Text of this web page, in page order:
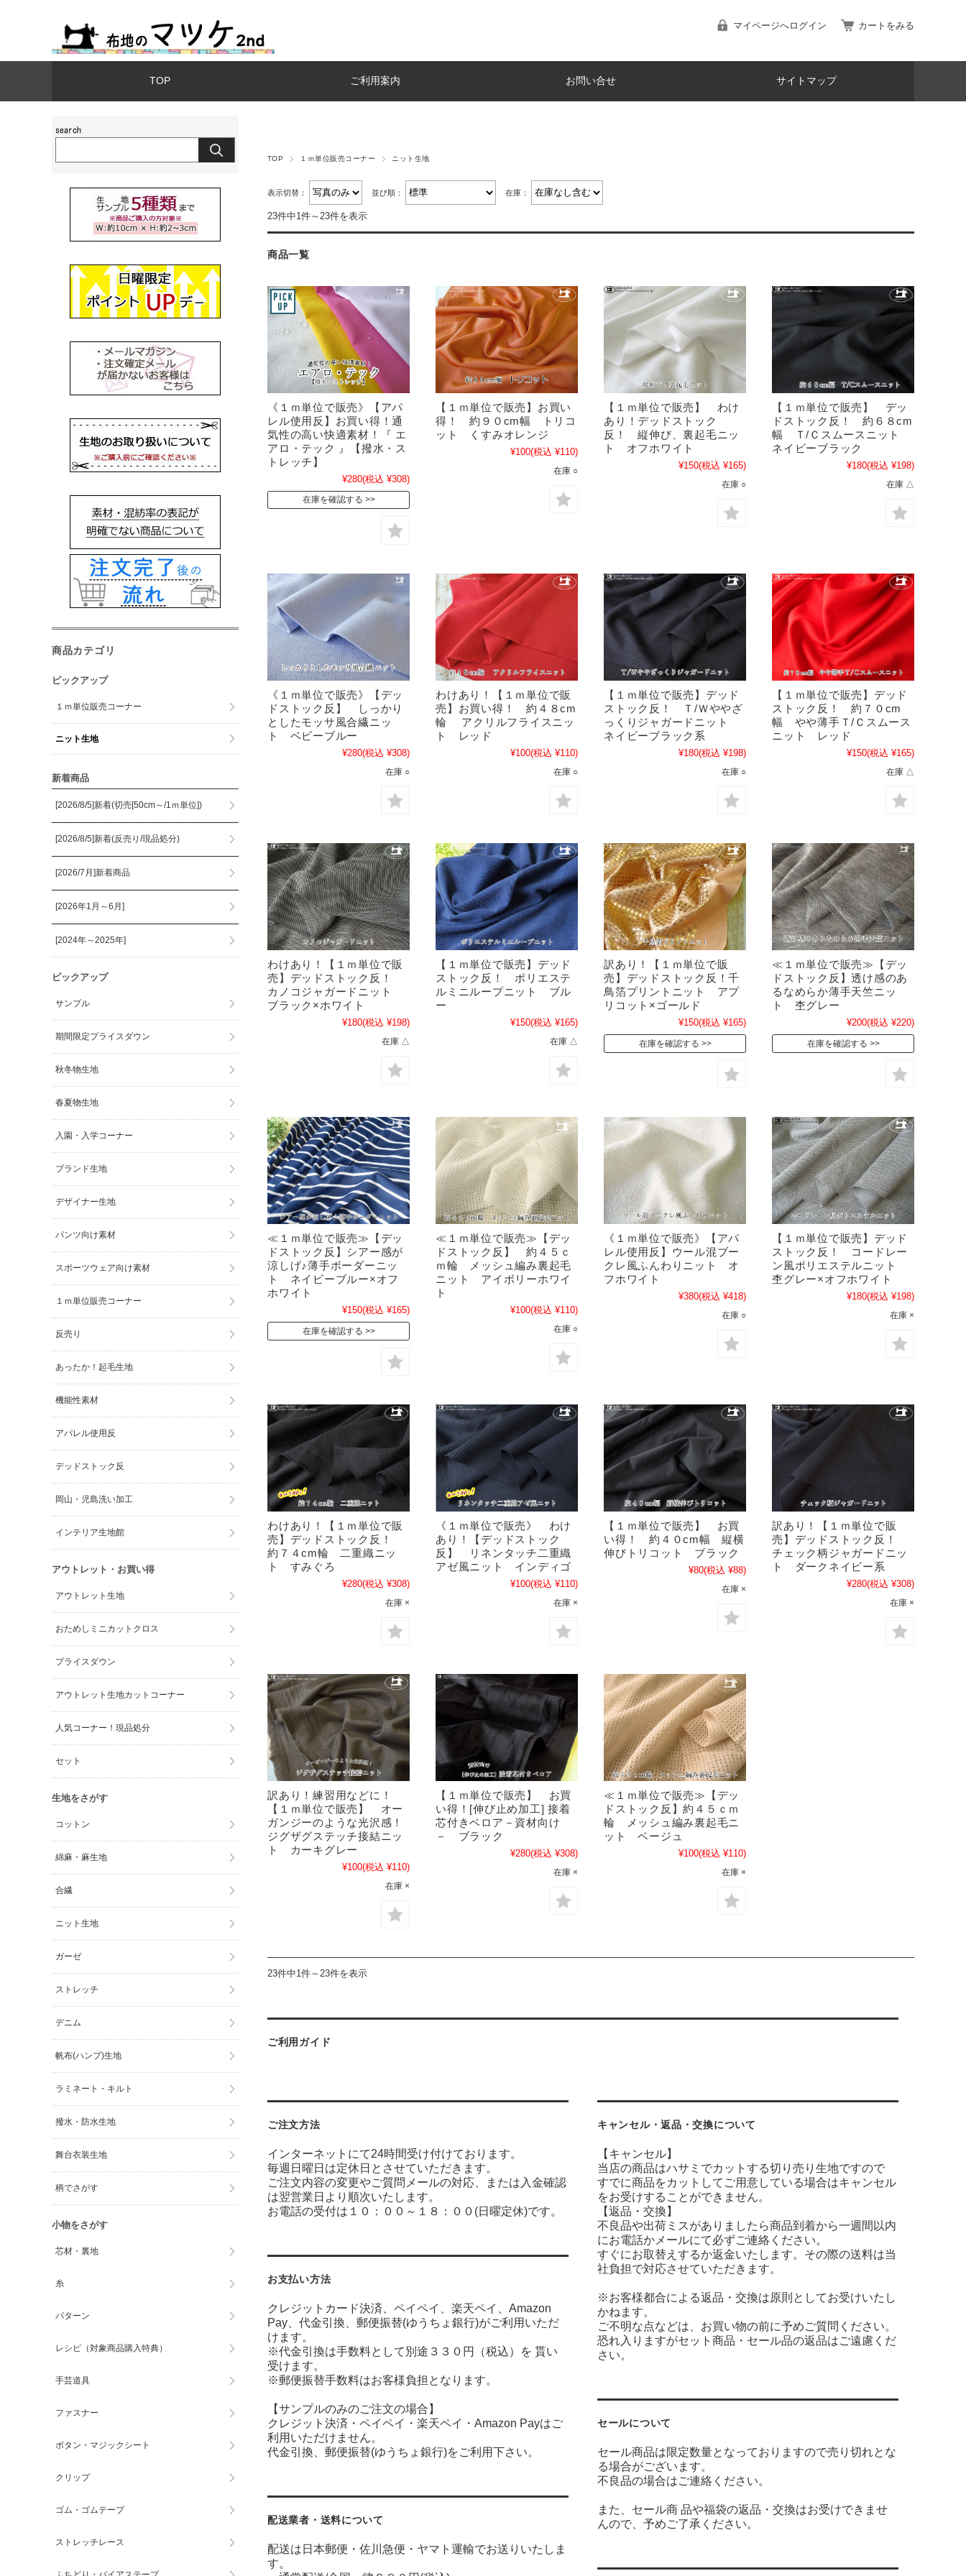
マイページへログイン カートをみる
TOP ご利用案内 お問い合せ サイトマップ
TOP １ｍ単位販売コーナー ニット生地
表示切替： 並び順： 在庫：
23件中1件～23件を表示
商品一覧
《１ｍ単位で販売》【アパ
レル使用反】お買い得！通
気性の高い快適素材！『 エ
アロ・テック 』【撥水・ス
トレッチ】
¥280(税込 ¥308)
在庫を確認する
【１ｍ単位で販売】お買い
得！ 約９０cm幅 トリコ
ット くすみオレンジ
¥100(税込 ¥110)
在庫 ○
【１ｍ単位で販売】 わけ
あり！デッドストック
反！ 縦伸び、裏起毛ニッ
ト オフホワイト
¥150(税込 ¥165)
在庫 ○
【１ｍ単位で販売】 デッ
ドストック反！ 約６８cm
幅 Ｔ/Ｃスムースニット
ネイビーブラック
¥180(税込 ¥198)
在庫 △
《１ｍ単位で販売》【デッ
ドストック反】 しっかり
としたモッサ風合繊ニッ
ト ベビーブルー
¥280(税込 ¥308)
在庫 ○
わけあり！【１ｍ単位で販
売】お買い得！ 約４８cm
輪 アクリルフライスニッ
ト レッド
¥100(税込 ¥110)
在庫 ○
【１ｍ単位で販売】デッド
ストック反！ Ｔ/Ｗややざ
っくりジャガードニット
ネイビーブラック系
¥180(税込 ¥198)
在庫 ○
【１ｍ単位で販売】デッド
ストック反！ 約７０cm
幅 やや薄手Ｔ/Ｃスムース
ニット レッド
¥150(税込 ¥165)
在庫 △
わけあり！【１ｍ単位で販
売】デッドストック反！
カノコジャガードニット
ブラック×ホワイト
¥180(税込 ¥198)
在庫 △
【１ｍ単位で販売】デッド
ストック反！ ポリエステ
ルミニループニット ブル
ー
¥150(税込 ¥165)
在庫 △
訳あり！【１ｍ単位で販
売】デッドストック反！千
鳥箔プリントニット アプ
リコット×ゴールド
¥150(税込 ¥165)
在庫を確認する
≪１ｍ単位で販売≫【デッ
ドストック反】透け感のあ
るなめらか薄手天竺ニッ
ト 杢グレー
¥200(税込 ¥220)
在庫を確認する
≪１ｍ単位で販売≫【デッ
ドストック反】シアー感が
涼しげ♪薄手ボーダーニッ
ト ネイビーブルー×オフ
ホワイト
¥150(税込 ¥165)
在庫を確認する
≪１ｍ単位で販売≫【デッ
ドストック反】 約４５ｃ
ｍ輪 メッシュ編み裏起毛
ニット アイボリーホワイ
ト
¥100(税込 ¥110)
在庫 ○
《１ｍ単位で販売》【アパ
レル使用反】ウール混ブー
クレ風ふんわりニット オ
フホワイト
¥380(税込 ¥418)
在庫 ○
【１ｍ単位で販売】デッド
ストック反！ コードレー
ン風ポリエステルニット
杢グレー×オフホワイト
¥180(税込 ¥198)
在庫 ×
わけあり！【１ｍ単位で販
売】デッドストック反！
約７４cm輪 二重織ニッ
ト すみぐろ
¥280(税込 ¥308)
在庫 ×
《１ｍ単位で販売》 わけ
あり！【デッドストック
反】 リネンタッチ二重織
アゼ風ニット インディゴ
¥100(税込 ¥110)
在庫 ×
【１ｍ単位で販売】 お買
い得！ 約４０cm幅 縦横
伸びトリコット ブラック
¥80(税込 ¥88)
在庫 ×
訳あり！【１ｍ単位で販
売】デッドストック反！
チェック柄ジャガードニッ
ト ダークネイビー系
¥280(税込 ¥308)
在庫 ×
訳あり！練習用などに！
【１ｍ単位で販売】 オー
ガンジーのような光沢感！
ジグザグステッチ接結ニッ
ト カーキグレー
¥100(税込 ¥110)
在庫 ×
【１ｍ単位で販売】 お買
い得！[伸び止め加工] 接着
芯付きベロア－資材向け
－ ブラック
¥280(税込 ¥308)
在庫 ×
≪１ｍ単位で販売≫【デッ
ドストック反】約４５ｃｍ
輪 メッシュ編み裏起毛ニ
ット ベージュ
¥100(税込 ¥110)
在庫 ×
23件中1件～23件を表示
ご利用ガイド
ご注文方法
インターネットにて24時間受け付けております。
毎週日曜日は定休日とさせていただきます。
ご注文内容の変更やご質問メールの対応、または入金確認
は翌営業日より順次いたします。
お電話の受付は１０：００～１８：００(日曜定休)です。
お支払い方法
クレジットカード決済、ペイペイ、楽天ペイ、Amazon
Pay、代金引換、郵便振替(ゆうちょ銀行)がご利用いただ
けます。
※代金引換は手数料として別途３３０円（税込）を 貰い
受けます。
※郵便振替手数料はお客様負担となります。
【サンプルのみのご注文の場合】
クレジット決済・ペイペイ・楽天ペイ・Amazon Payはご
利用いただけません。
代金引換、郵便振替(ゆうちょ銀行)をご利用下さい。
配送業者・送料について
配送は日本郵便・佐川急便・ヤマト運輸でお送りいたしま
す。
キャンセル・返品・交換について
【キャンセル】
当店の商品はハサミでカットする切り売り生地ですので
すでに商品をカットしてご用意している場合はキャンセル
をお受けすることができません。
【返品・交換】
不良品や出荷ミスがありましたら商品到着から一週間以内
にお電話かメールにて必ずご連絡ください。
すぐにお取替えするか返金いたします。その際の送料は当
社負担で対応させていただきます。
※お客様都合による返品・交換は原則としてお受けいたし
かねます。
ご不明な点などは、お買い物の前に予めご質問ください。
恐れ入りますがセット商品・セール品の返品はご遠慮くだ
さい。
セールについて
セール商品は限定数量となっておりますので売り切れとな
る場合がございます。
不良品の場合はご連絡ください。
また、セール商 品や福袋の返品・交換はお受けできませ
んので、予めご了承ください。
商品カテゴリ
ピックアップ
１ｍ単位販売コーナー
ニット生地
新着商品
[2026/8/5]新着(切売[50cm～/1ｍ単位])
[2026/8/5]新着(反売り/現品処分)
[2026/7月]新着商品
[2026年1月～6月]
[2024年～2025年]
ピックアップ
サンプル
期間限定プライスダウン
秋冬物生地
春夏物生地
入園・入学コーナー
ブランド生地
デザイナー生地
パンツ向け素材
スポーツウェア向け素材
１ｍ単位販売コーナー
反売り
あったか！起毛生地
機能性素材
アパレル使用反
デッドストック反
岡山・児島洗い加工
インテリア生地館
アウトレット・お買い得
アウトレット生地
おためしミニカットクロス
プライスダウン
アウトレット生地カットコーナー
人気コーナー！現品処分
セット
生地をさがす
コットン
綿麻・麻生地
合繊
ニット生地
ガーゼ
ストレッチ
デニム
帆布(ハンプ)生地
ラミネート・キルト
撥水・防水生地
舞台衣装生地
柄でさがす
小物をさがす
芯材・裏地
糸
パターン
レシピ（対象商品購入特典）
手芸道具
ファスナー
ボタン・マジックシート
クリップ
ゴム・ゴムテープ
ストレッチレース